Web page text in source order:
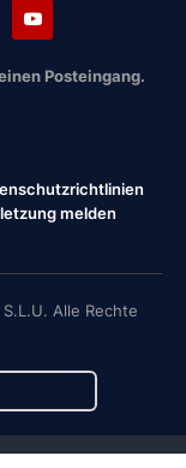
Posteingang.
melden
Alle Rechte